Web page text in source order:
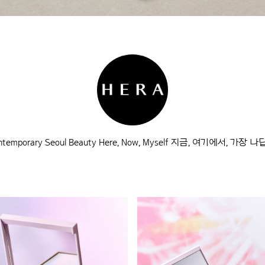
Seoul Beauty Here, Now, Myself 지금, 여기에서, 가장 나